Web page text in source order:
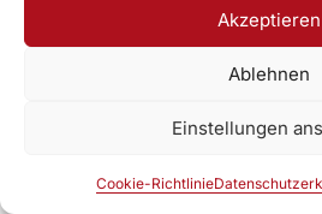
Akzeptieren
Ablehnen
Einstellungen
Cookie-Richtlinie
Zur DAV